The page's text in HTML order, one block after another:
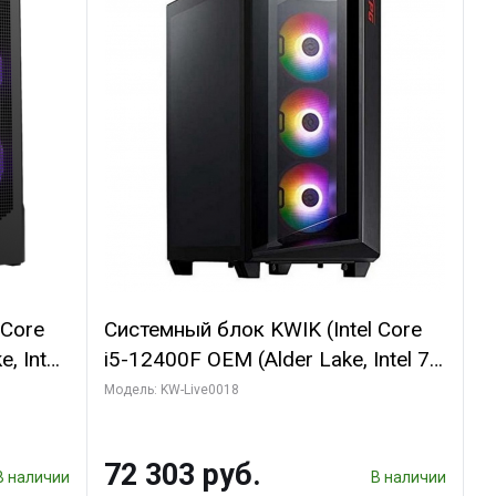
Intel
наличии
Системный блок KWIK (Intel Core
i5-12400F OEM (Alder Lake, Intel 7,
C6 0EC/6PC/T1/ 32 ГБ ОЗУ (2
960 ГБ SSD)
Модель: KW-Live0018
72 303 руб. В наличии